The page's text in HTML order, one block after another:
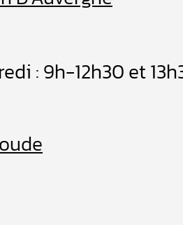
: 9h-12h30 et